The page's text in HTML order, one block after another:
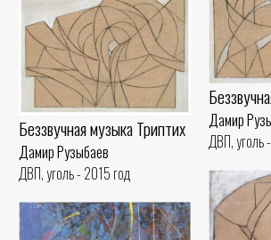
Дамир
ДВП, уголь
Беззвучная музыка Триптих
Дамир Рузыбаев
ДВП, уголь - 2015 год